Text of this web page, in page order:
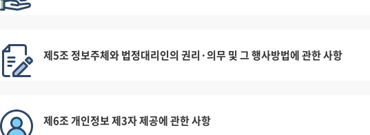
제5조 정보주체와 법정대리인의 권리·의무 및 그 행사방법에 관한 사항
제6조 개인정보 제3자 제공에 관한 사항